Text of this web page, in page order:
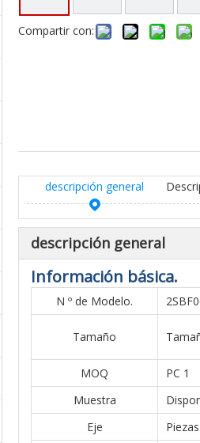
Compartir con:
descripción general
descripción general
Información básica.
N º de Modelo.
Tamaño
MOQ
PC 1
Muestra
Eje